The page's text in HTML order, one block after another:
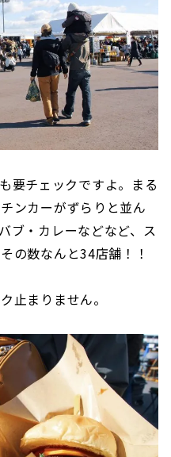
要チェックですよ。まる
ンカーがずらりと並ん
ブ・カレーなどなど、ス
の数なんと34店舗！！
止まりません。